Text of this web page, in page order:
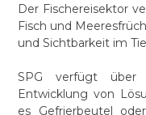
Der Fischereisektor
Fisch und
und Sichtbarkeit im
SPG verfügt über
Entwicklung von
es Gefrierbeutel